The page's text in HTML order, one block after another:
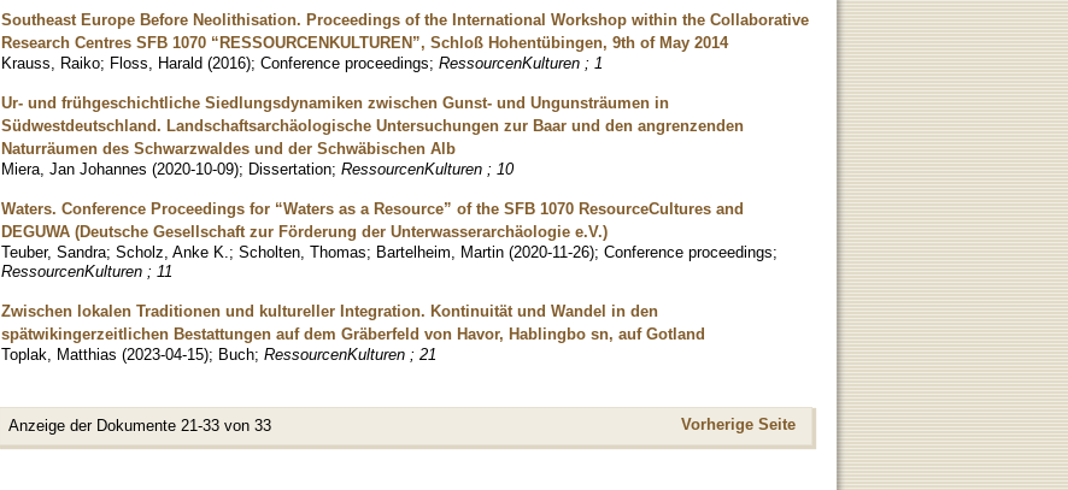
Southeast Europe Before Neolithisation. Proceedings of the International Workshop within the Collaborative
Research Centres SFB 1070 “RESSOURCENKULTUREN”, Schloß Hohentübingen, 9th of May 2014
Krauss, Raiko; Floss, Harald (2016); Conference proceedings; RessourcenKulturen ; 1
Ur- und frühgeschichtliche Siedlungsdynamiken zwischen Gunst- und Ungunsträumen in
Südwestdeutschland. Landschaftsarchäologische Untersuchungen zur Baar und den angrenzenden
Naturräumen des Schwarzwaldes und der Schwäbischen Alb
Miera, Jan Johannes (2020-10-09); Dissertation; RessourcenKulturen ; 10
Waters. Conference Proceedings for “Waters as a Resource” of the SFB 1070 ResourceCultures and
DEGUWA (Deutsche Gesellschaft zur Förderung der Unterwasserarchäologie e.V.)
Teuber, Sandra; Scholz, Anke K. ; Scholten, Thomas; Bartelheim, Martin (2020-11-26); Conference proceedings;
RessourcenKulturen ; 11
Zwischen lokalen Traditionen und kultureller Integration. Kontinuität und Wandel in den
spätwikingerzeitlichen Bestattungen auf dem Gräberfeld von Havor, Hablingbo sn, auf Gotland
Toplak, Matthias (2023-04-15); Buch; RessourcenKulturen ; 21
Anzeige der Dokumente 21-33 von 33 Vorherige Seite